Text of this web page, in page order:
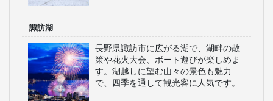
諏訪湖
長野県諏訪市に広がる湖で、湖畔の散
策や花火大会、ボート遊びが楽しめま
す。湖越しに望む山々の景色も魅力
で、四季を通して観光客に人気です。